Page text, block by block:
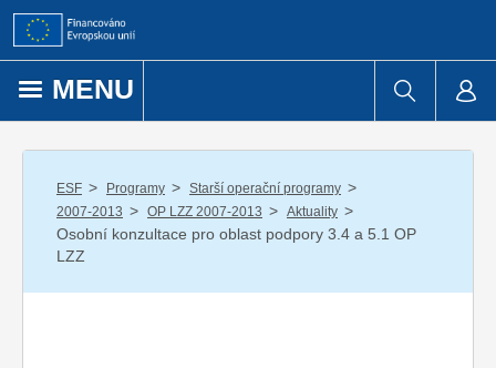
Přejít k obsahu
MENU
ESF / Programy / Starší operační programy /
2007-2013 / OP LZZ 2007-2013 / Aktuality /
Osobní konzultace pro oblast podpory 3.4 a 5.1 OP
LZZ